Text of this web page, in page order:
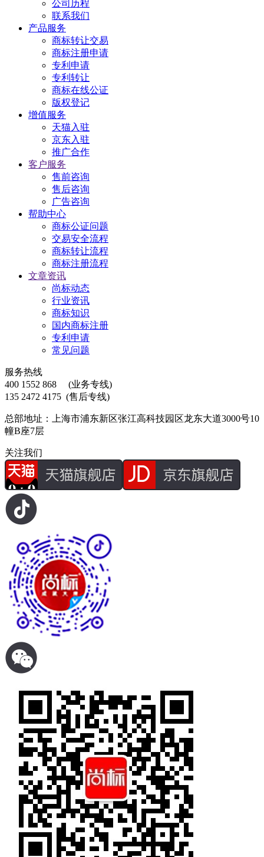
公司历程
联系我们
产品服务
商标转让交易
商标注册申请
专利申请
专利转让
商标在线公证
版权登记
增值服务
天猫入驻
京东入驻
推广合作
客户服务
售前咨询
售后咨询
广告咨询
帮助中心
商标公证问题
交易安全流程
商标转让流程
商标注册流程
文章资讯
尚标动态
行业资讯
商标知识
国内商标注册
专利申请
常见问题
服务热线
400 1552 868
(业务专线)
135 2472 4175 (售后专线)
总部地址：上海市浦东新区张江高科技园区龙东大道3000号10
幢B座7层
关注我们